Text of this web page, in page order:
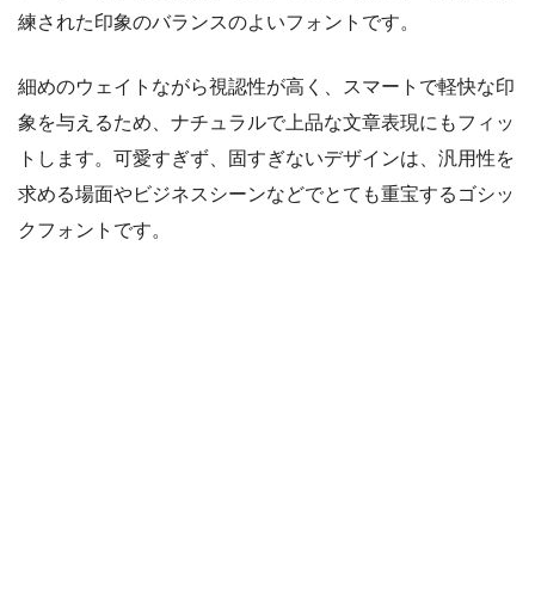
練された印象のバランスのよいフォントです。
細めのウェイトながら視認性が高く、スマートで軽快な印
象を与えるため、ナチュラルで上品な文章表現にもフィッ
トします。可愛すぎず、固すぎないデザインは、汎用性を
求める場面やビジネスシーンなどでとても重宝するゴシッ
クフォントです。